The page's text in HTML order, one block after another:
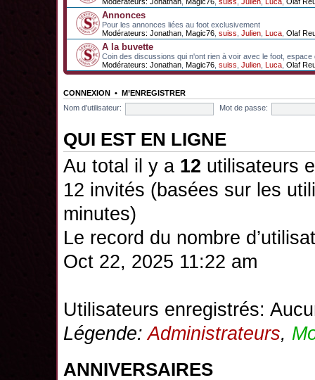
Annonces
Pour les annonces liées au foot exclusivement
Modérateurs: Jonathan Magic76 suiss Julien Luca Olaf
A la buvette
Coin des discussions qui n'ont rien à voir avec le foot, espace
Modérateurs: Jonathan Magic76 suiss Julien Luca Olaf
CONNEXION • M’ENREGISTRER
Nom d’utilisateur:
Mot de passe:
QUI EST EN LIGNE
Au total il y a 12 utilisateurs
12 invités (basées sur les
minutes)
Le record du nombre
Oct 22, 2025 11:22 am
Utilisateurs enregistrés:
Légende:Administrateurs,
ANNIVERSAIRES